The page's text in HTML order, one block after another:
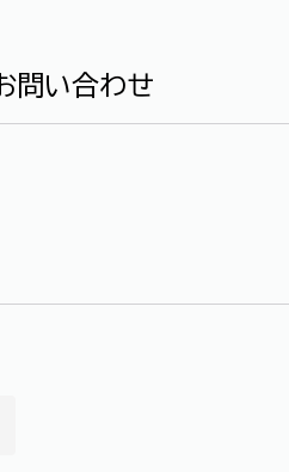
問い合わせ